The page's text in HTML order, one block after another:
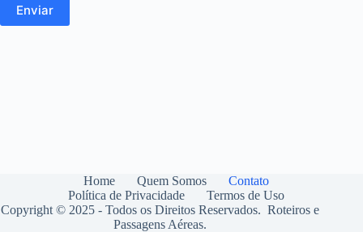
Home Quem Somos
Contato
Política de Privacidade
Termos de Uso
Copyright © 2025 - Todos os Direitos Reservados. Roteiros e
Passagens Aéreas.